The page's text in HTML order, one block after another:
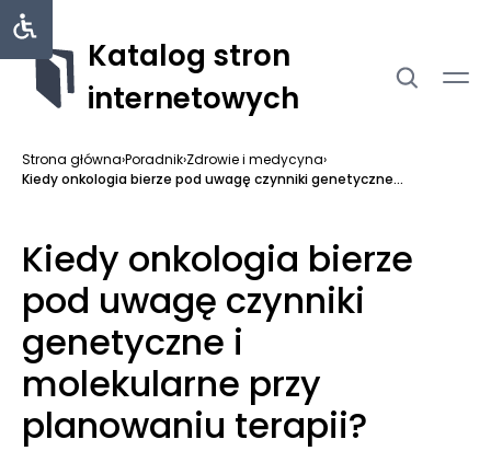
Katalog stron
internetowych
Strona główna›Poradnik›Zdrowie i medycyna›
Kiedy onkologia bierze pod uwagę czynniki genetyczne...
Kiedy onkologia bierze
pod uwagę czynniki
genetyczne i
molekularne przy
planowaniu terapii?